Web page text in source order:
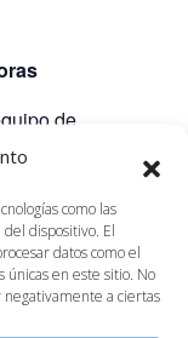
como las
dispositivo. El
datos como el
únicas en este sitio. No
a ciertas
de